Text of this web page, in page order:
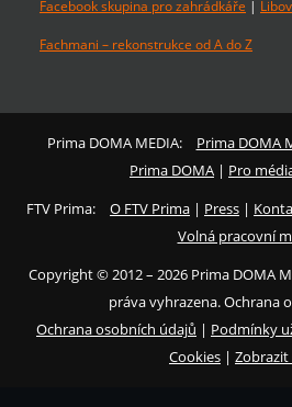
Facebook skupina pro zahrádkáře |
Fachmani – rekonstrukce od A do Z
Prima DOMA MEDIA: Prima DOMA
Prima DOMA | Pro
FTV Prima:
O FTV Prima | Press |
Volná pracovní
Copyright © 2012 – 2026 Prima DOMA
práva vyhrazena. Ochrana
Ochrana osobních údajů | Podmínky
Cookies | Zobrazit